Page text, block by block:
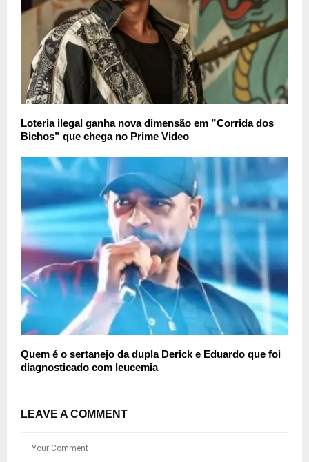
Loteria ilegal ganha nova dimensão em ”Corrida dos
Bichos” que chega no Prime Video
Quem é o sertanejo da dupla Derick e Eduardo que foi
diagnosticado com leucemia
LEAVE A COMMENT